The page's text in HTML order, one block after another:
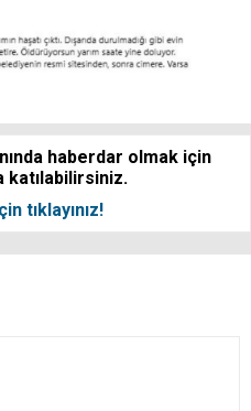
haberdar olmak için
katılabilirsiniz.
tıklayınız!